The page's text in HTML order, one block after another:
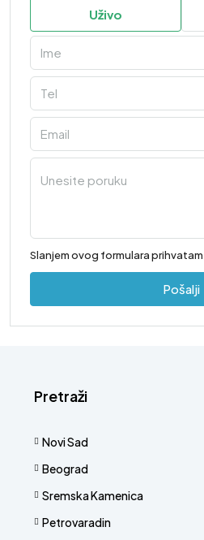
Uživo
Slanjem ovog formulara prihvatam
Pošalji
Pretraži
Novi Sad
Beograd
Sremska Kamenica
Petrovaradin